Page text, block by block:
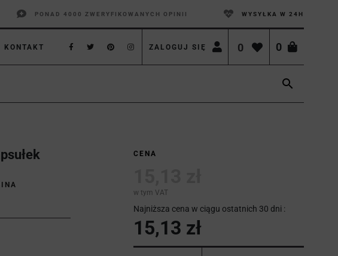
PONAD 4000 ZWERYFIKOWANYCH OPINII WYSYŁKA W 24H
KONTAKT 0
ZALOGUJ SIĘ 0

CENA
w tym VAT
Najniższa cena w ciągu ostatnich 30 dni :
15,13 zł